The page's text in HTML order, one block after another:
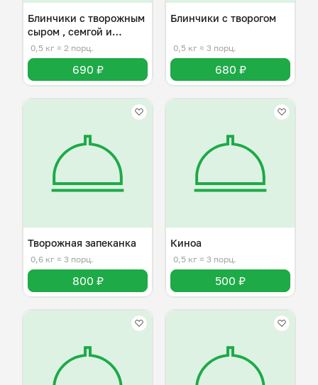
Блинчики с творожным
сыром , семгой и
огурцом
0,5 кг ≈ 2 порц.
690 ₽
Блинчики с творогом
0,5 кг ≈ 3 порц.
680 ₽
Творожная запеканка
0,6 кг ≈ 3 порц.
800 ₽
Киноа
0,5 кг ≈ 3 порц.
500 ₽